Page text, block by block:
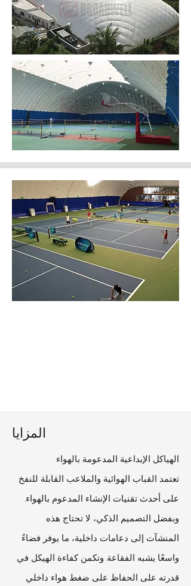
المزايا
الهياكل الإبداعية المدعومة بالهواء
تعتمد القباب الهوائية والملاعب القابلة للنفخ
على أحدث تقنيات الإنشاء المدعوم بالهواء.
وبفضل التصميم الذكي، لا تحتاج هذه
المنشآت إلى دعامات داخلية، ما يوفر فضاءً
واسعًا يشبه الفقاعة. وتكمن كفاءة الهيكل في
قدرته على الحفاظ على ضغط هواء داخلي